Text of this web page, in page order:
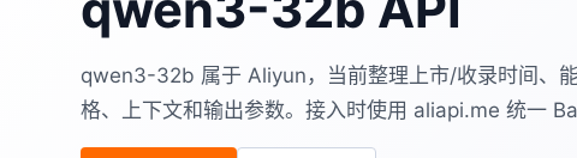
qwen3-32b 属于 Aliyun，当前整理上市/收录时间、
格、上下文和输出参数。接入时使用 aliapi.me 统一